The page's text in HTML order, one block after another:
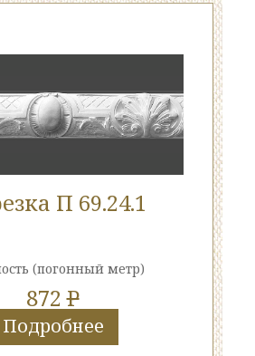
П 69.24.1
(погонный метр)
872P
Подробнее